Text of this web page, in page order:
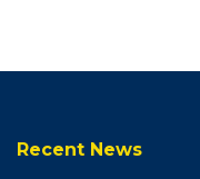
Recent News